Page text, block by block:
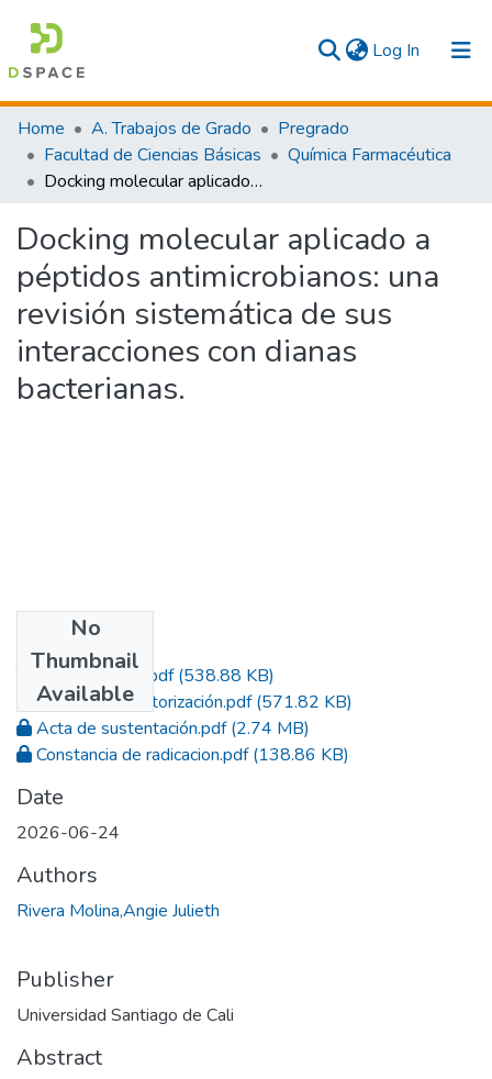
Log In (current)
Communities & Collections
Home A. Trabajos de Grado
Pregrado
Facultad de Ciencias Básicas
Química Farmacéutica
Docking molecular aplicado a péptidos antimicrobianos: una revisión sistemática de sus interacciones con dianas bacterianas.
Docking molecular aplicado a
péptidos antimicrobianos: una
revisión sistemática de sus
interacciones con dianas
bacterianas.
No
Thumbnail
Available
Trabajo de grado.pdf(538.88 KB)
Formato de Autorización.pdf(571.82 KB)
Acta de sustentación.pdf(2.74 MB)
Constancia de radicacion.pdf(138.86 KB)
Date
2026-06-24
Authors
Rivera Molina,Angie Julieth
Publisher
Universidad Santiago de Cali
Abstract